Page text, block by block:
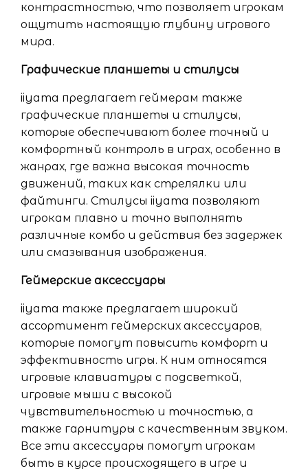
контрастностью, что позволяет игрокам
ощутить настоящую глубину игрового
мира.
Графические планшеты и стилусы
iiyama предлагает геймерам также
графические планшеты и стилусы,
которые обеспечивают более точный и
комфортный контроль в играх, особенно в
жанрах, где важна высокая точность
движений, таких как стрелялки или
файтинги. Стилусы iiyama позволяют
игрокам плавно и точно выполнять
различные комбо и действия без задержек
или смазывания изображения.
Геймерские аксессуары
iiyama также предлагает широкий
ассортимент геймерских аксессуаров,
которые помогут повысить комфорт и
эффективность игры. К ним относятся
игровые клавиатуры с подсветкой,
игровые мыши с высокой
чувствительностью и точностью, а
также гарнитуры с качественным звуком.
Все эти аксессуары помогут игрокам
быть в курсе происходящего в игре и